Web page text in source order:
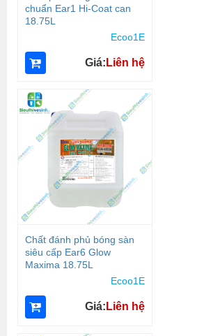
chuẩn Ear1 Hi-Coat can
18.75L
Ecoo1E
Giá: Liên hệ
Chất đánh phủ bóng sàn
siêu cấp Ear6 Glow
Maxima 18.75L
Ecoo1E
Giá: Liên hệ